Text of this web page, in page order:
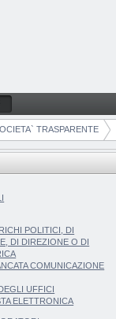
TRASPARENTE
POLITICI, DI
DI DIREZIONE O DI
COMUNICAZIONE
UFFICI
ELETTRONICA